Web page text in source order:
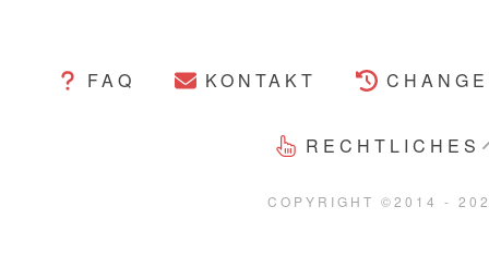
FAQ KONTAKT
RECHTLICHES
COPYRIGHT ©2014 -